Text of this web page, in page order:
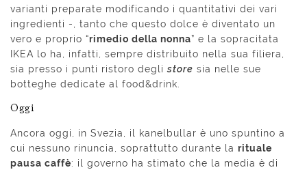
varianti preparate modificando i quantitativi dei vari
ingredienti -, tanto che questo dolce è diventato un
vero e proprio “rimedio della nonna” e la sopracitata
IKEA lo ha, infatti, sempre distribuito nella sua filiera,
sia presso i punti ristoro deglistore sia nelle sue
botteghe dedicate al food&drink.
Oggi
Ancora oggi, in Svezia, il kanelbullar è uno spuntino a
cui nessuno rinuncia, soprattutto durante la rituale
pausa caffè: il governo ha stimato che la media è di